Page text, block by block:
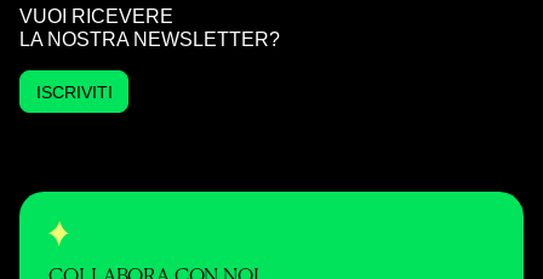
VUOI RICEVERE
LA NOSTRA NEWSLETTER?
ISCRIVITI